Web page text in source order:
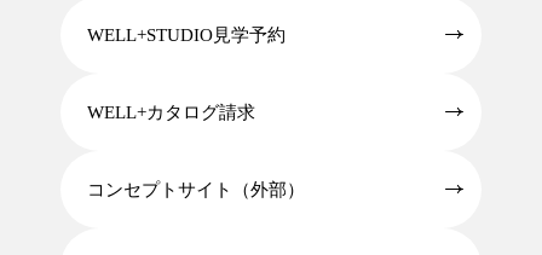
WELL+STUDIO見学予約
WELL+カタログ請求
コンセプトサイト（外部）